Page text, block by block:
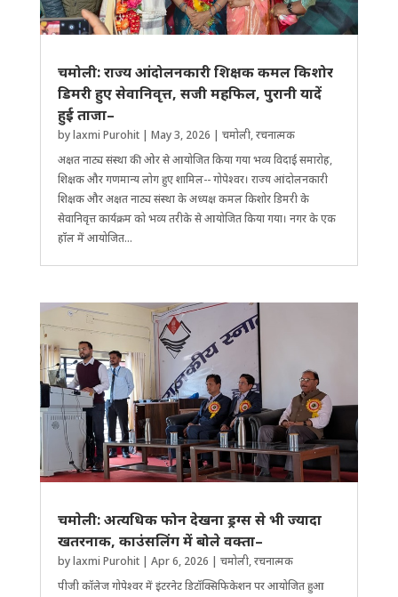
चमोली: राज्य आंदोलनकारी ​शिक्षक कमल किशोर
डिमरी हुए सेवानिवृत्त, सजी महफिल, पुरानी यादें
हुई ताजा–
bylaxmi Purohit| May 3, 2026 | चमोली,रचनात्मक
अक्षत नाट्य संस्था की ओर से आयोजित किया गया भव्य विदाई समारोह, ​
शिक्षक और गणमान्य लोग हुए शामिल-- गोपेश्वर। राज्य आंदोलनकारी ​
शिक्षक और अक्षत नाट्य संस्था के अध्यक्ष कमल किशोर डिमरी के
सेवानिवृत्त कार्यक्रम को भव्य तरीके से आयोजित किया गया। नगर के एक
हॉल में आयोजित...
चमाेली: अत्य​धिक फोन देखना ड्रग्स से भी ज्यादा
खतरनाक, काउंसलिंग में बोले वक्ता–
bylaxmi Purohit| Apr 6, 2026 | चमोली,रचनात्मक
पीजी कॉलेज गोपेश्वर में इंटरनेट डिटॉक्सिफिकेशन पर आयोजित हुआ